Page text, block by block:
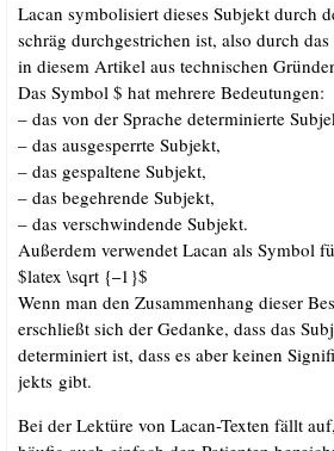
Lacan sym­bo­li­siert die­ses Sub­jekt durch
schräg durch­ge­stri­chen ist, also durch
in die­sem Arti­kel aus tech­ni­schen
Das Sym­bol $ hat meh­re­re Bedeutungen:
– das von der Spra­che deter­mi­nier­te
– das aus­ge­sperr­te Subjekt,
– das gespal­te­ne Subjekt,
– das begeh­ren­de Subjekt,
– das ver­schwin­den­de Subjekt.
Außer­dem ver­wen­det Lacan als Sym­bol
$latex \sqrt {–1}$
Wenn man den Zusam­men­hang die­ser
erschließt sich der Gedan­ke, dass das
deter­mi­niert ist, dass es aber kei­nen
jekts gibt.
Bei der Lek­tü­re von Lacan-Tex­ten fällt